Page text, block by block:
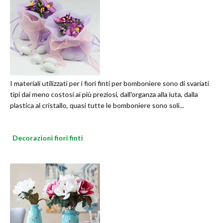
I materiali utilizzati per i fiori finti per bomboniere sono di svariati
tipi dai meno costosi ai più preziosi, dall'organza alla iuta, dalla
plastica al cristallo, quasi tutte le bomboniere sono soli...
Decorazioni fiori finti